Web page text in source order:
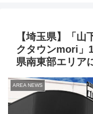
【埼玉県】「山
クタウンmori」
県南東部エリア
AREA NEWS